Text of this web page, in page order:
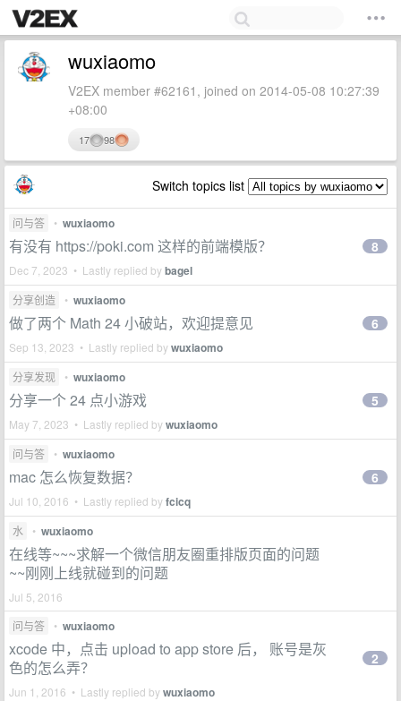
wuxiaomo
V2EX member #62161, joined on 2014-05-08 10:27:39
+08:00
17 98
Switch topics list
问与答 • wuxiaomo
有没有 https://poki.com 这样的前端模版？
Dec 7, 2023 • Lastly replied bybagel
8
分享创造 • wuxiaomo
做了两个 Math 24 小破站，欢迎提意见
Sep 13, 2023 • Lastly replied bywuxiaomo
6
分享发现 • wuxiaomo
分享一个 24 点小游戏
May 7, 2023 • Lastly replied bywuxiaomo
5
问与答 • wuxiaomo
mac 怎么恢复数据？
Jul 10, 2016 • Lastly replied byfcicq
6
水 • wuxiaomo
在线等~~~求解一个微信朋友圈重排版页面的问题
~~刚刚上线就碰到的问题
Jul 5, 2016
问与答
• wuxiaomo
xcode 中，点击 upload to app store 后， 账号是灰
色的怎么弄？
Jun 1, 2016 • Lastly replied bywuxiaomo
2